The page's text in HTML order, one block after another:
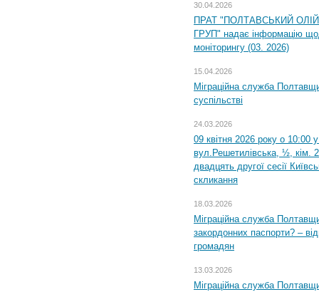
30.04.2026
ПРАТ "ПОЛТАВСЬКИЙ
ГРУП" надає інформацію
моніторингу (03. 2026)
15.04.2026
Міграційна служба
суспільстві
24.03.2026
09 квітня 2026 року о 10:00
вул.Решетилівська, ½, кім.
двадцять другої сесії
скликання
18.03.2026
Міграційна служба
закордонних паспорти? –
громадян
13.03.2026
Міграційна служба